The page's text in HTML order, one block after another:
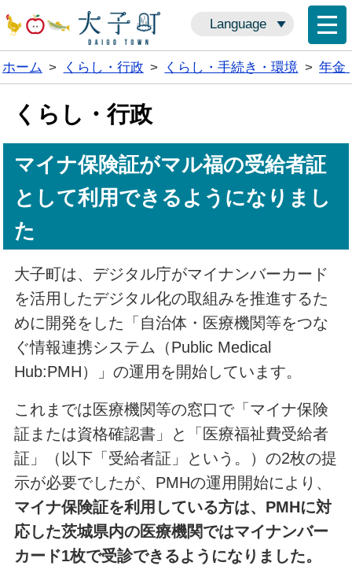
Language
ホーム > くらし・行政 > くらし・手続き・環境 > 年金
くらし・行政
マイナ保険証がマル福の受給者証
として利用できるようになりまし
た
大子町は、デジタル庁がマイナンバーカード
を活用したデジタル化の取組みを推進するた
めに開発をした「自治体・医療機関等をつな
ぐ情報連携システム（Public Medical
Hub:PMH）」の運用を開始しています。
これまでは医療機関等の窓口で「マイナ保険
証または資格確認書」と「医療福祉費受給者
証」（以下「受給者証」という。）の2枚の提
示が必要でしたが、PMHの運用開始により、
マイナ保険証を利用している方は、PMHに対
応した茨城県内の医療機関ではマイナンバー
カード1枚で受診できるようになりました。